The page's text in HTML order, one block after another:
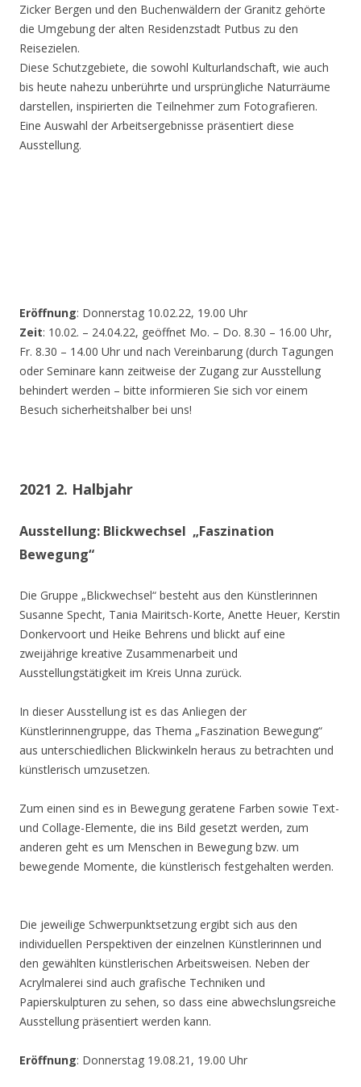
Zicker Bergen und den Buchenwäldern der Granitz gehörte
die Umgebung der alten Residenzstadt Putbus zu den
Reisezielen.
Diese Schutzgebiete, die sowohl Kulturlandschaft, wie auch
bis heute nahezu unberührte und ursprüngliche Naturräume
darstellen, inspirierten die Teilnehmer zum Fotografieren.
Eine Auswahl der Arbeitsergebnisse präsentiert diese
Ausstellung.
Eröffnung: Donnerstag 10.02.22, 19.00 Uhr
Zeit: 10.02. – 24.04.22, geöffnet Mo. – Do. 8.30 – 16.00 Uhr,
Fr. 8.30 – 14.00 Uhr und nach Vereinbarung (durch Tagungen
oder Seminare kann zeitweise der Zugang zur Ausstellung
behindert werden – bitte informieren Sie sich vor einem
Besuch sicherheitshalber bei uns!
2021 2. Halbjahr
Ausstellung: Blickwechsel „Faszination
Bewegung“
Die Gruppe „Blickwechsel“ besteht aus den Künstlerinnen
Susanne Specht, Tania Mairitsch-Korte, Anette Heuer, Kerstin
Donkervoort und Heike Behrens und blickt auf eine
zweijährige kreative Zusammenarbeit und
Ausstellungstätigkeit im Kreis Unna zurück.
In dieser Ausstellung ist es das Anliegen der
Künstlerinnengruppe, das Thema „Faszination Bewegung“
aus unterschiedlichen Blickwinkeln heraus zu betrachten und
künstlerisch umzusetzen.
Zum einen sind es in Bewegung geratene Farben sowie Text-
und Collage-Elemente, die ins Bild gesetzt werden, zum
anderen geht es um Menschen in Bewegung bzw. um
bewegende Momente, die künstlerisch festgehalten werden.
Die jeweilige Schwerpunktsetzung ergibt sich aus den
individuellen Perspektiven der einzelnen Künstlerinnen und
den gewählten künstlerischen Arbeitsweisen. Neben der
Acrylmalerei sind auch grafische Techniken und
Papierskulpturen zu sehen, so dass eine abwechslungsreiche
Ausstellung präsentiert werden kann.
Eröffnung: Donnerstag 19.08.21, 19.00 Uhr